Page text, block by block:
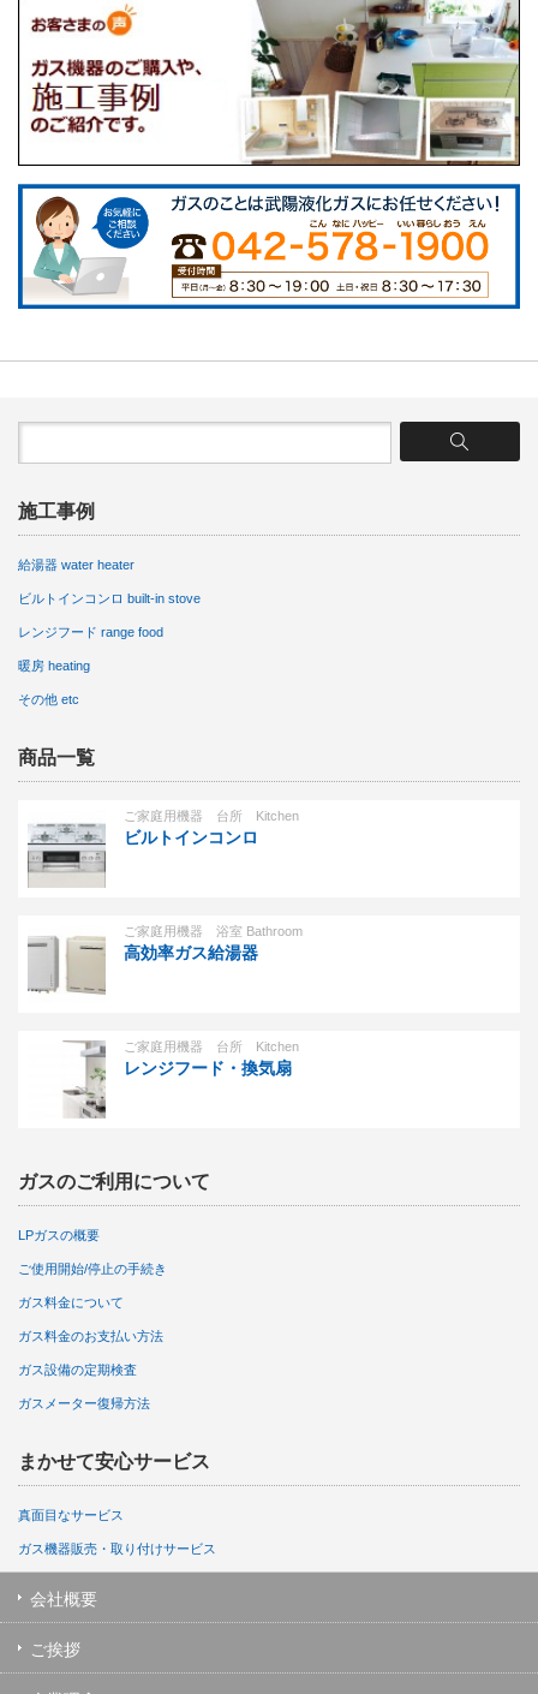
施工事例
給湯器 water heater
ビルトインコンロ built-in stove
レンジフード range food
暖房 heating
その他 etc
商品一覧
ご家庭用機器 台所 Kitchen
ビルトインコンロ
ご家庭用機器 浴室 Bathroom
高効率ガス給湯器
ご家庭用機器 台所 Kitchen
レンジフード・換気扇
ガスのご利用について
LPガスの概要
ご使用開始/停止の手続き
ガス料金について
ガス料金のお支払い方法
ガス設備の定期検査
ガスメーター復帰方法
まかせて安心サービス
真面目なサービス
ガス機器販売・取り付けサービス
会社概要
ご挨拶